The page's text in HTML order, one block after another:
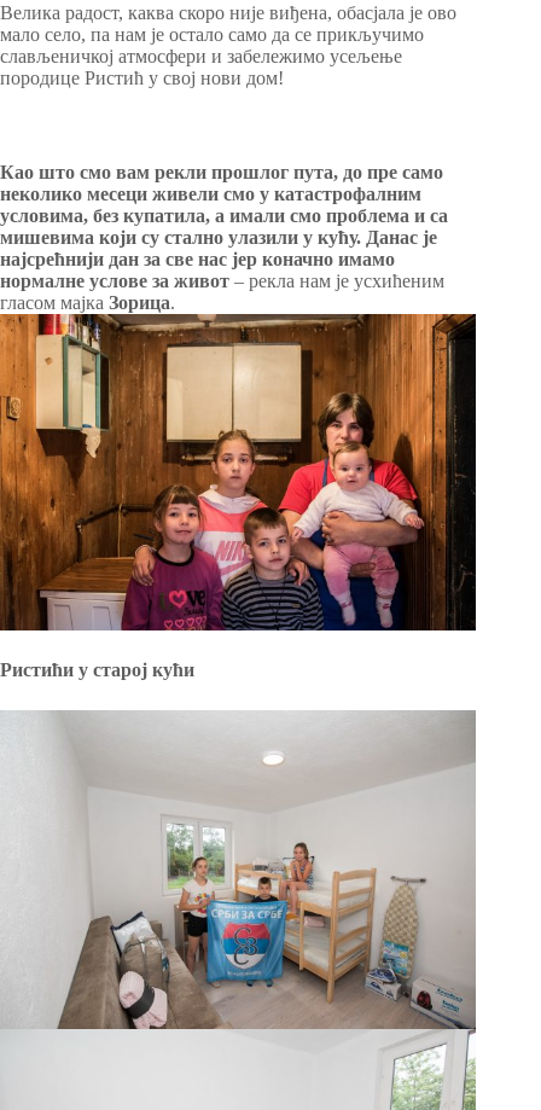
Велика радост, каквa скоро није виђена, обасјала је ово
мало село, па нам је остало само да се прикључимо
слављеничкој атмосфери и забележимо усељење
породице Ристић у свој нови дом!
Као што смо вам рекли прошлог пута, до пре само
неколико месеци живели смо у катастрофалним
условима, без купатила, а имали смо проблема и са
мишевима који су стално улазили у кућу. Данас је
најсрећнији дан за све нас јер коначно имамо
нормалне услове за живот – рекла нам је усхићеним
гласом мајка Зорица.
Ристићи у старој кући